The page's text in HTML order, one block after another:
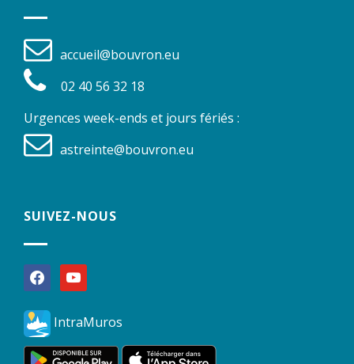
accueil@bouvron.eu
02 40 56 32 18
Urgences week-ends et jours fériés :
astreinte@bouvron.eu
SUIVEZ-NOUS
facebookyoutube
IntraMuros